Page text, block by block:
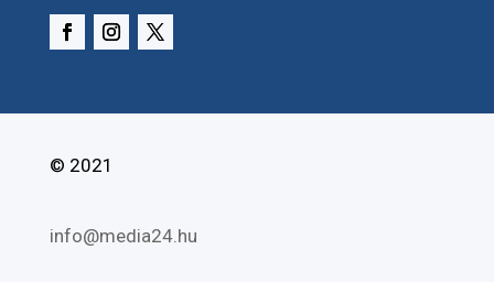
© 2021
info@media24.hu